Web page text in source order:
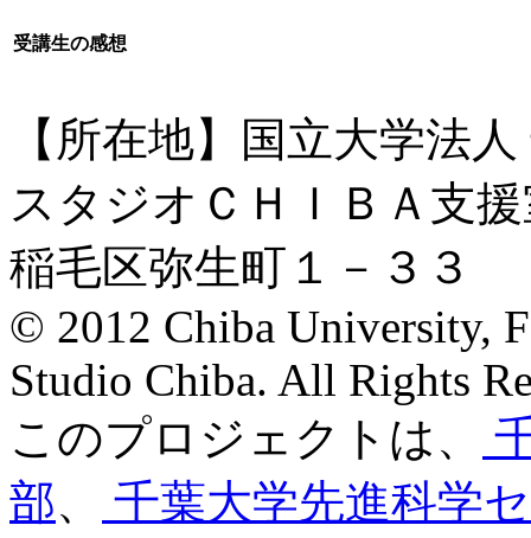
受講生の感想
【所在地】
国立大学法
スタジオＣＨＩＢＡ支
稲毛区弥生町１－３３
© 2012 Chiba University,
Studio Chiba. All Rights
このプロジェクトは、
部、
千葉大学先進科学